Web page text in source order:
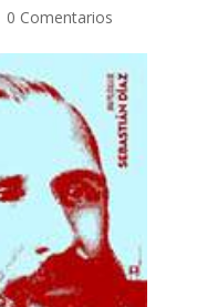
0 Comentarios